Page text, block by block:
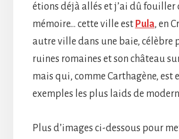
étions déjà allés et j’ai dû fouiller
mémoire… cette ville est Pula, en
autre ville dans une baie, célèbre
ruines romaines et son château
mais qui, comme Carthagène, est
exemples les plus laids de
Plus d’images ci-dessous pour